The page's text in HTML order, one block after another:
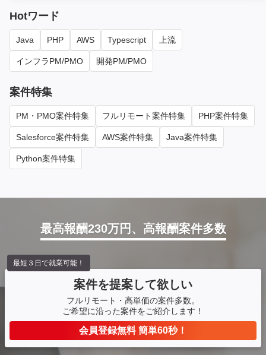
Hotワード
Java PHP AWS Typescript 上流
インフラPM/PMO 開発PM/PMO
案件特集
PM・PMO案件特集 フルリモート案件特集 PHP案件特集
Salesforce案件特集 AWS案件特集 Java案件特集
Python案件特集
最高報酬230万円、高報酬案件多数
案件を提案して欲しい
フルリモート・高単価の案件多数。
ご希望に沿った案件をご紹介します！
会員登録無料 簡単60秒！
最短３日で就業可能！